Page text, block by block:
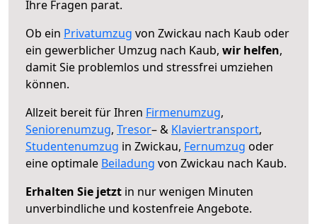
Ihre Fragen parat.
Ob ein Privatumzug von Zwickau nach Kaub oder
ein gewerblicher Umzug nach Kaub, wir helfen,
damit Sie problemlos und stressfrei umziehen
können.
Allzeit bereit für Ihren Firmenumzug,
Seniorenumzug, Tresor– & Klaviertransport,
Studentenumzug in Zwickau, Fernumzug oder
eine optimale Beiladung von Zwickau nach Kaub.
Erhalten Sie jetzt in nur wenigen Minuten
unverbindliche und kostenfreie Angebote.